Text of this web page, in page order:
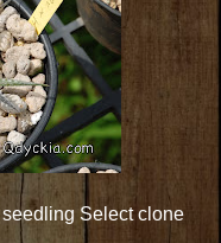
Select clone